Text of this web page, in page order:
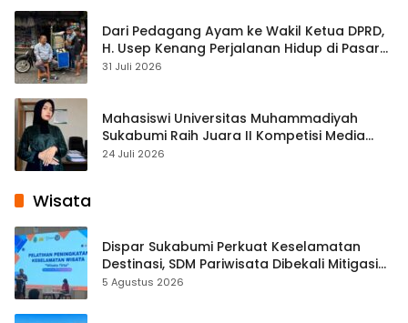
Dari Pedagang Ayam ke Wakil Ketua DPRD,
H. Usep Kenang Perjalanan Hidup di Pasar
Cisaat
31 Juli 2026
Mahasiswi Universitas Muhammadiyah
Sukabumi Raih Juara II Kompetisi Media
Pembelajaran Digital Tingkat Internasional
24 Juli 2026
Wisata
Dispar Sukabumi Perkuat Keselamatan
Destinasi, SDM Pariwisata Dibekali Mitigasi
hingga Teknik Evakuasi
5 Agustus 2026